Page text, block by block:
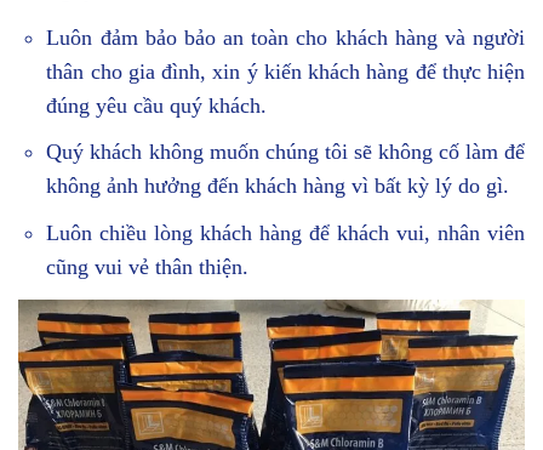
Luôn đảm bảo bảo an toàn cho khách hàng và người
thân cho gia đình, xin ý kiến khách hàng để thực hiện
đúng yêu cầu quý khách.
Quý khách không muốn chúng tôi sẽ không cố làm để
không ảnh hưởng đến khách hàng vì bất kỳ lý do gì.
Luôn chiều lòng khách hàng để khách vui, nhân viên
cũng vui vẻ thân thiện.